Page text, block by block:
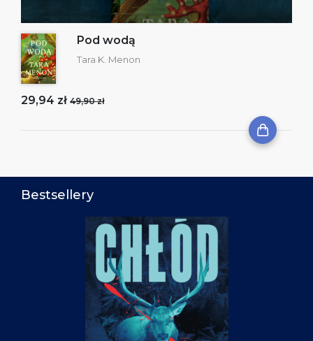
Pod wodą
Tara K. Menon
29,94 zł 49,90 zł
Bestsellery